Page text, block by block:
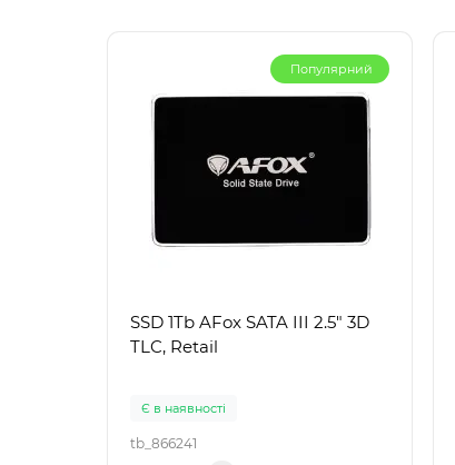
Популярний
SSD 1Tb AFox SATA III 2.5" 3D
TLC, Retail
Є в наявності
tb_866241